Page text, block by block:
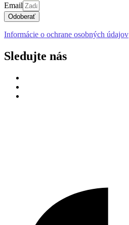
Email
Odoberať
Informácie o ochrane osobných údajov
Sledujte nás